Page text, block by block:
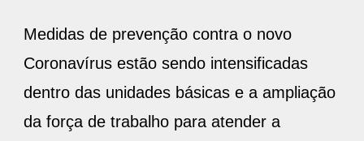
dentro das unidades básicas e a ampliação
da força de trabalho para atender a
população. “A secretaria adotou algumas
medidas e percebemos que o atendimento